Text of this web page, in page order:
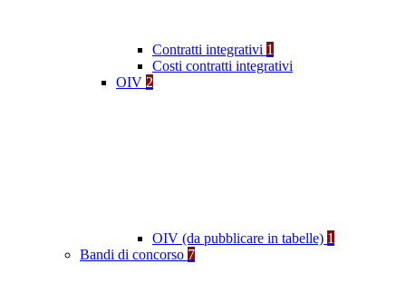
Contratti integrativi 1
Costi contratti integrativi
OIV 2
OIV (da pubblicare in tabelle) 1
Bandi di concorso 7